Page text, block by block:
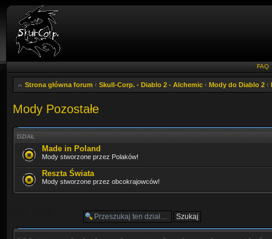
FAQ
Strona główna forum ‹ Skull-Corp. - Diablo 2 - Alchemic ‹ Mody do Diablo 2 ‹
Mody Pozostałe
DZIAŁ
Made in Poland
Mody stworzone przez Polaków!
Reszta Świata
Mody stworzone przez obcokrajowców!